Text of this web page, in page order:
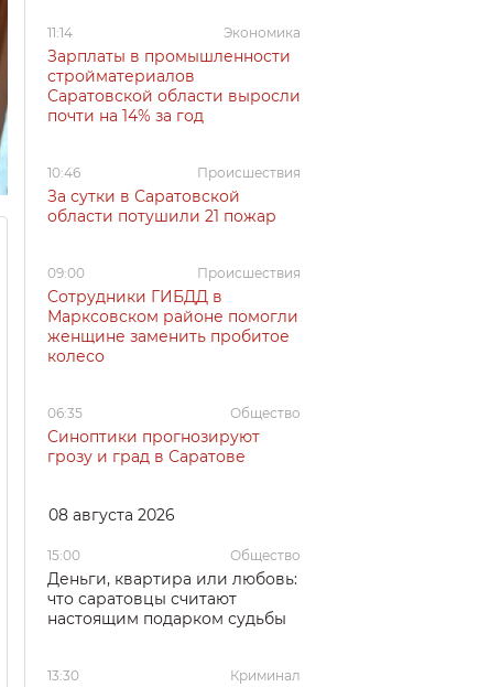
11:14 Экономика
Зарплаты в промышленности
стройматериалов
Саратовской области выросли
почти на 14% за год
10:46 Происшествия
За сутки в Саратовской
области потушили 21 пожар
09:00 Происшествия
Сотрудники ГИБДД в
Марксовском районе помогли
женщине заменить пробитое
колесо
06:35 Общество
Синоптики прогнозируют
грозу и град в Саратове
08 августа 2026
15:00 Общество
Деньги, квартира или любовь:
что саратовцы считают
настоящим подарком судьбы
13:30 Криминал